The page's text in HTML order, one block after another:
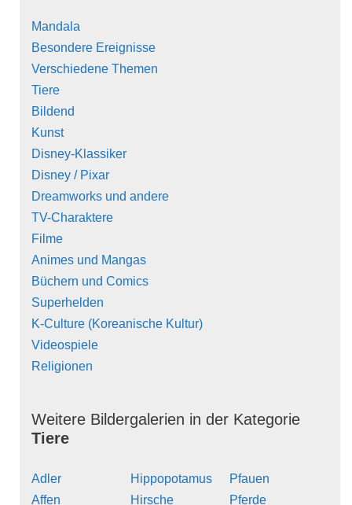
Mandala
Besondere Ereignisse
Verschiedene Themen
Tiere
Bildend
Kunst
Disney-Klassiker
Disney / Pixar
Dreamworks und andere
TV-Charaktere
Filme
Animes und Mangas
Büchern und Comics
Superhelden
K-Culture (Koreanische Kultur)
Videospiele
Religionen
Weitere Bildergalerien in der Kategorie
Tiere
Adler
Affen
Hippopotamus
Hirsche
Pfauen
Pferde